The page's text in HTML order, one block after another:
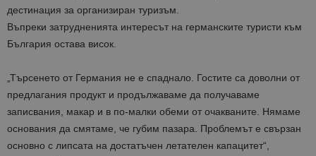
дестинация за организиран туризъм.
Въпреки затрудненията интересът на германските туристи към
България остава висок.
„Търсенето от Германия не е спаднало. Гостите са доволни от
предлагания продукт и продължаваме да получаваме
записвания, макар и в по-малки обеми от очакваните. Нямаме
основания да смятаме, че губим пазара. Проблемът е свързан
основно с липсата на достатъчен летателен капацитет“,